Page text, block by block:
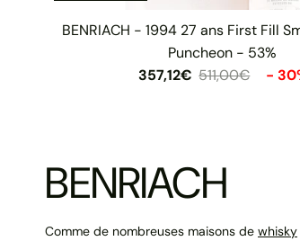
BENRIACH - 1994 27 ans First Fill
Puncheon - 53%
357,12€ 511,00€ -
BENRIACH
Comme de nombreuses maisons de whisky